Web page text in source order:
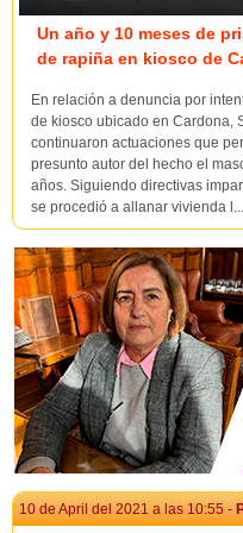
Un año y 10 meses de
de rapiña en kiosco de
En relación a denuncia por
de kiosco ubicado en Cardona,
continuaron actuaciones que
presunto autor del hecho el
años. Siguiendo directivas
se procedió a allanar vivienda l...
10 de April del 2021 a las 10:55 -